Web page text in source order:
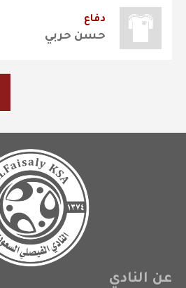
دفاع
حسن حربي
عن النادي